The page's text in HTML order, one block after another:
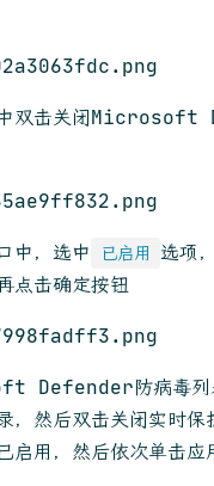
中双击关闭Microsoft
中，选中 已启用
选项
点击确定按钮
Defender防病毒列
，然后双击关闭实时保
启用，然后依次单击应